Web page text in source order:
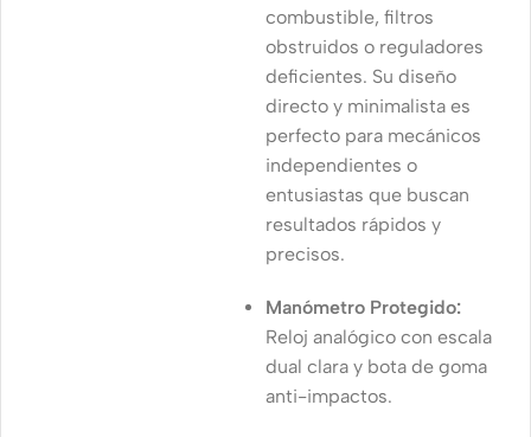
combustible, filtros
obstruidos o reguladores
deficientes. Su diseño
directo y minimalista es
perfecto para mecánicos
independientes o
entusiastas que buscan
resultados rápidos y
precisos.
Manómetro Protegido:
Reloj analógico con escala
dual clara y bota de goma
anti-impactos.